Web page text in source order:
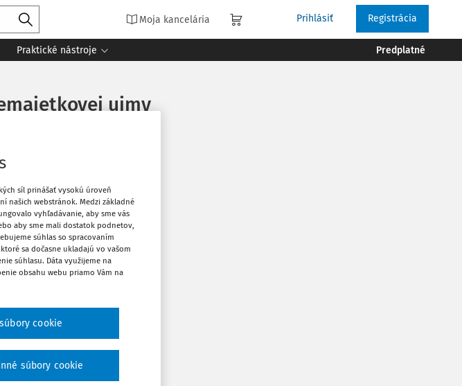
Moja kancelária Prihlásiť Registrácia
Praktické nástroje Predplatné
ujmy
sa
Obľúbené
Stiahnuť
Vytlačiť
síl prinášať vysokú úroveň
našich webstránok. Medzi základné
vyhľadávanie, aby sme vás
aby sme mali dostatok podnetov,
súhlas so spracovaním
sa dočasne ukladajú vo vašom
súhlasu. Dáta využijeme na
obsahu webu priamo Vám na
súbory cookie
cookie